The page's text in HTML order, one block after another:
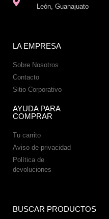
León, Guanajuato
LA EMPRESA
Sobre Nosotros
Contacto
Sitio Corporativo
AYUDA PARA
COMPRAR
Tu carrito
Aviso de privacidad
Política de
devoluciones
BUSCAR PRODUCTOS